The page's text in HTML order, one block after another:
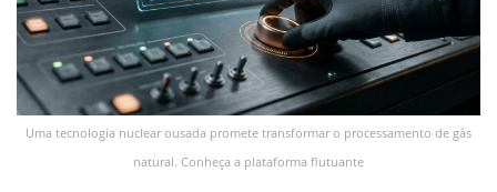
Uma tecnologia nuclear ousada promete transformar o processamento de gás
natural. Conheça a plataforma flutuante